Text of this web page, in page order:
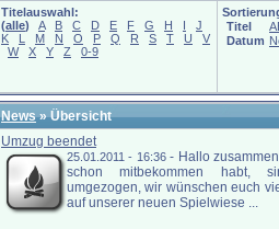
Titelauswahl:
(alle) A B C D E F G H I
J
K
L M N O P Q R S T U
V
W
X Y Z 0-9
Titel
Datum
News» Übersicht
Umzug beendet
25.01.2011 - 16:36- Hallo
schon mitbekommen habt,
umgezogen, wir wünschen euch
auf unserer neuen Spielwiese ...